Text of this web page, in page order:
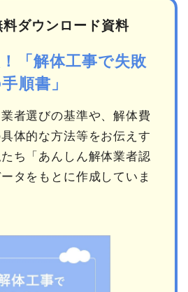
ダウンロード資料
「解体工事で失敗
順書」
者選びの基準や、解体費
体的な方法等をお伝えす
ち「あんしん解体業者認
タをもとに作成していま